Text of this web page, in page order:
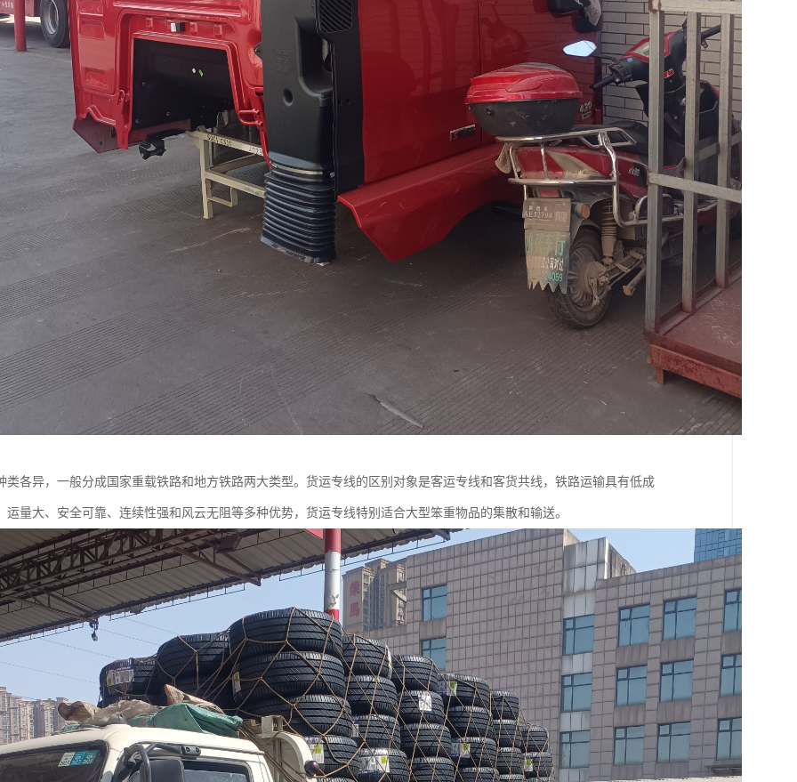
类各异，一般分成国家重载铁路和地方铁路两大类型。货运专线的区别对象是客运专线和客货共线，铁路运输具有低成
运量大、安全可靠、连续性强和风云无阻等多种优势，货运专线特别适合大型笨重物品的集散和输送。